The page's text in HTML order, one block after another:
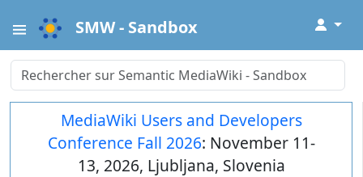
SMW - Sandbox ↓
MediaWiki Users and Developers
Conference Fall 2026: November 11-
13, 2026, Ljubljana, Slovenia